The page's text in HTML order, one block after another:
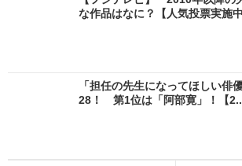
な作品はなに？【人気投票実施
「担任の先生になってほしい俳
28！ 第1位は「阿部寛」！【